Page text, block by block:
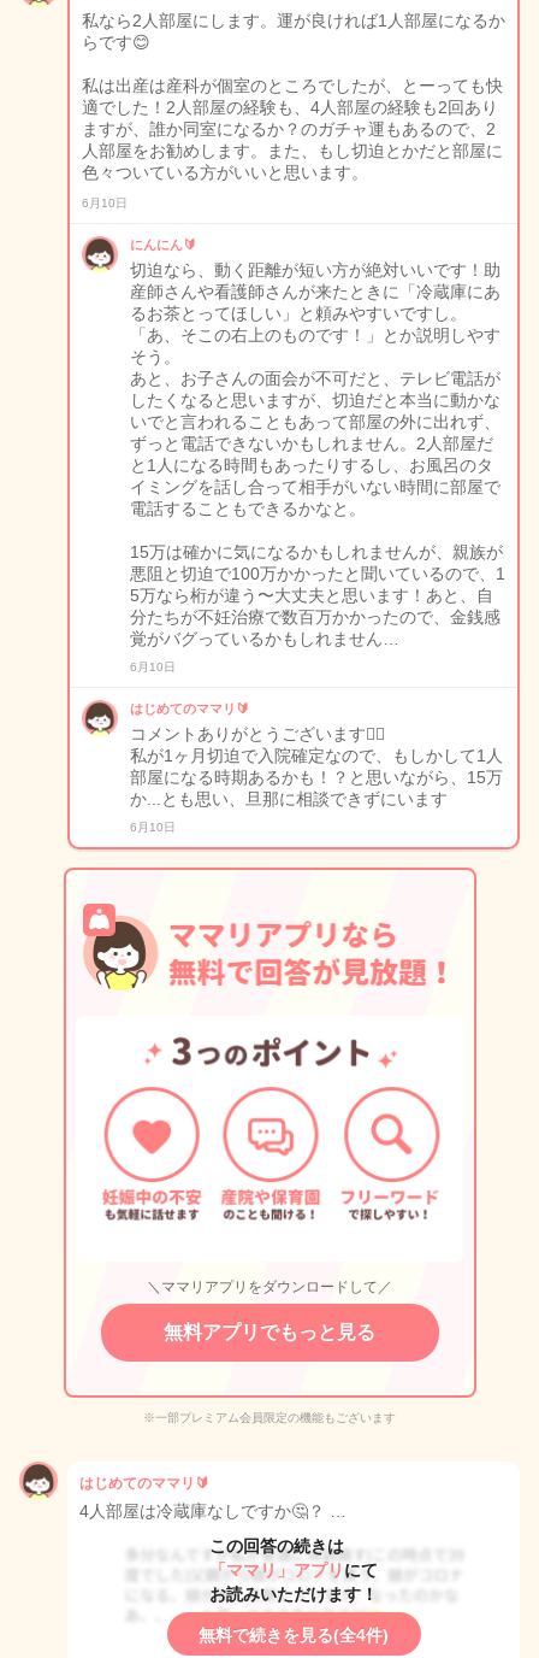
私なら2人部屋にします。運が良ければ1人部屋になるか
らです😊
私は出産は産科が個室のところでしたが、とーっても快
適でした！2人部屋の経験も、4人部屋の経験も2回あり
ますが、誰か同室になるか？のガチャ運もあるので、2
人部屋をお勧めします。また、もし切迫とかだと部屋に
色々ついている方がいいと思います。
6月10日
にんにん🔰
切迫なら、動く距離が短い方が絶対いいです！助
産師さんや看護師さんが来たときに「冷蔵庫にあ
るお茶とってほしい」と頼みやすいですし。
「あ、そこの右上のものです！」とか説明しやす
そう。
あと、お子さんの面会が不可だと、テレビ電話が
したくなると思いますが、切迫だと本当に動かな
いでと言われることもあって部屋の外に出れず、
ずっと電話できないかもしれません。2人部屋だ
と1人になる時間もあったりするし、お風呂のタ
イミングを話し合って相手がいない時間に部屋で
電話することもできるかなと。
15万は確かに気になるかもしれませんが、親族が
悪阻と切迫で100万かかったと聞いているので、1
5万なら桁が違う〜大丈夫と思います！あと、自
分たちが不妊治療で数百万かかったので、金銭感
覚がバグっているかもしれません…
6月10日
はじめてのママリ🔰
コメントありがとうございます🙇‍♀️
私が1ヶ月切迫で入院確定なので、もしかして1人
部屋になる時期あるかも！？と思いながら、15万
か...とも思い、旦那に相談できずにいます
6月10日
＼ママリアプリをダウンロードして／
無料アプリでもっと見る
※一部プレミアム会員限定の機能もございます
はじめてのママリ🔰
4人部屋は冷蔵庫なしですか🤔？ …
この回答の続きは
「ママリ」アプリ にて
お読みいただけます！
無料で続きを見る(全4件)